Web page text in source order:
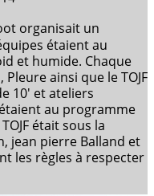
organisait un
étaient au
et humide. Chaque
ainsi que le TOJF
10' et ateliers
au programme
était sous la
jean pierre Balland et
les règles à respecter